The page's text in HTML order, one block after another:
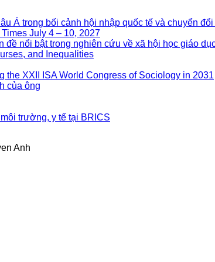
Á trong bối cảnh hội nhập quốc tế và chuyển đổi
July 4 – 10, 2027
đề nổi bật trong nghiên cứu về xã hội học giáo
and Inequalities
the XXII ISA World Congress of Sociology in 2031
của ông
trường, y tế tại BRICS
Anh